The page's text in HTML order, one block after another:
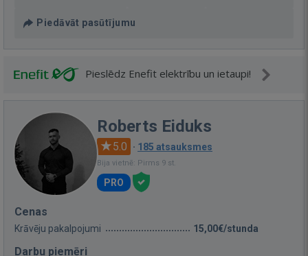
Piedāvāt pasūtījumu
Pieslēdz Enefit elektrību un ietaupi!
Roberts Eiduks
5.0 · 185 atsauksmes
Bija vietnē: Pirms 9 st.
PRO
Cenas
Krāvēju pakalpojumi 15,00€/stunda
Darbu piemēri